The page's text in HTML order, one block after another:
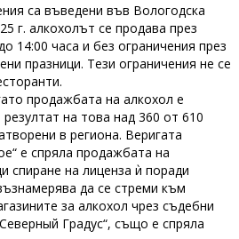
са въведени във Вологодска
г. алкохолът се продава през
14:00 часа и без ограничения през
празници. Тези ограничения не се
продажбата на алкохол е
на това над 360 от 610
в региона. Веригата
е спряла продажбата на
спиране на лиценза ѝ поради
да се стреми към
за алкохол чрез съдебни
Градус“, също е спряла